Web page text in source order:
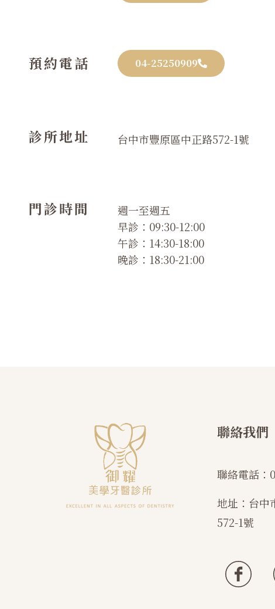
預約電話 04-25250909
診所地址 台中市豐原區中正路572-1號
門診時間
週一至週五
早診：09:30-12:00
午診：14:30-18:00
晚診：18:30-21:00
聯絡我們
聯絡電話：
地址： 台中
572-1號